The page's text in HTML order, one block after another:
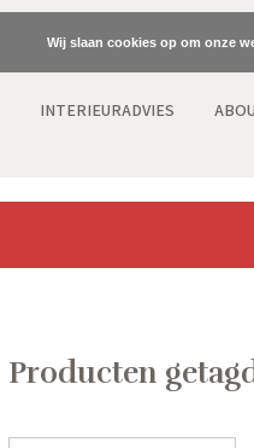
INTERIEURADVIES
Producten
Wij slaan cookies op om onze